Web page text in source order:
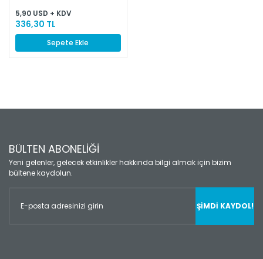
5,90 USD + KDV
336,30 TL
Sepete Ekle
BÜLTEN ABONELİĞİ
Yeni gelenler, gelecek etkinlikler hakkında bilgi almak için bizim
bültene kaydolun.
ŞİMDİ KAYDOL!